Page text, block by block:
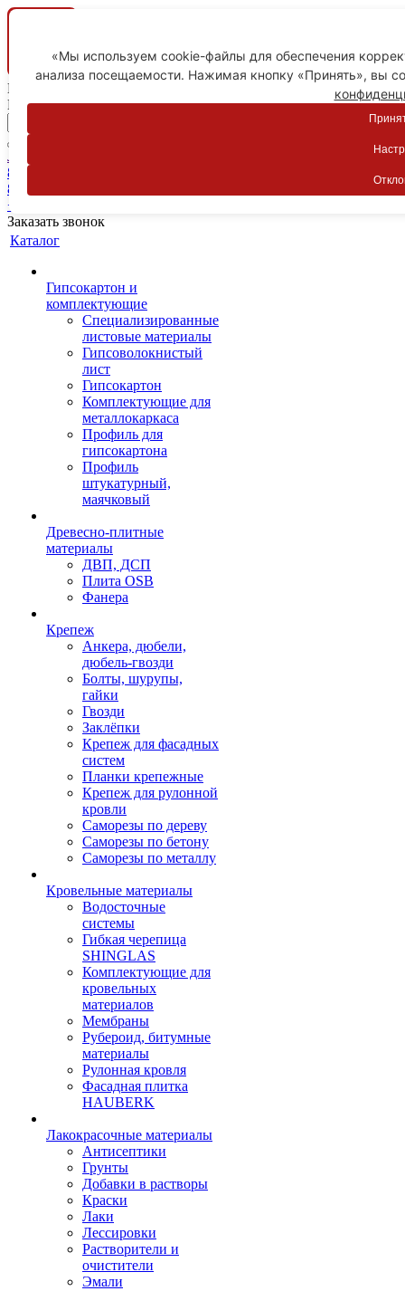
Ваш город
Пятигорск
Личный кабинет
8-800-775-59-89
8-800-775-59-89
+7 918 754-83-77
Заказать звонок
Каталог
Гипсокартон и
комплектующие
Специализированные
листовые материалы
Гипсоволокнистый
лист
Гипсокартон
Комплектующие для
металлокаркаса
Профиль для
гипсокартона
Профиль
штукатурный,
маячковый
Древесно-плитные
материалы
ДВП, ДСП
Плита OSB
Фанера
Крепеж
Анкера, дюбели,
дюбель-гвозди
Болты, шурупы,
гайки
Гвозди
Заклёпки
Крепеж для фасадных
систем
Планки крепежные
Крепеж для рулонной
кровли
Саморезы по дереву
Саморезы по бетону
Саморезы по металлу
Кровельные материалы
Водосточные
системы
Гибкая черепица
SHINGLAS
Комплектующие для
кровельных
материалов
Мембраны
Рубероид, битумные
материалы
Рулонная кровля
Фасадная плитка
HAUBERK
Лакокрасочные материалы
Антисептики
Грунты
Добавки в растворы
Краски
Лаки
Лессировки
Растворители и
очистители
Эмали
«Мы используем cookie-файлы для обеспечения
анализа посещаемости. Нажимая кнопку «Принять», вы